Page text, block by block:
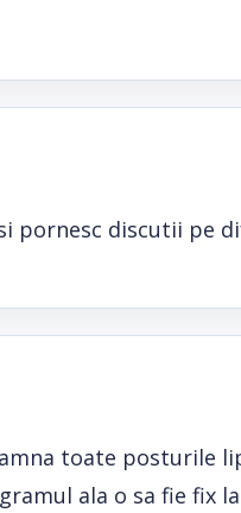
pornesc discutii pe
toate posturile
ala o sa fie fix